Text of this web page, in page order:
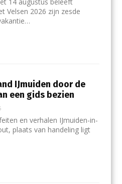
Velsen 2026 zijn zesde
IJmuiden door de
een gids bezien
en verhalen IJmuiden-in-
plaats van handeling ligt